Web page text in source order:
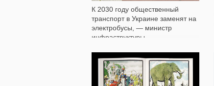
К 2030 году общественный
транспорт в Украине заменят на
электробусы, — министр
инфраструктуры
1 019